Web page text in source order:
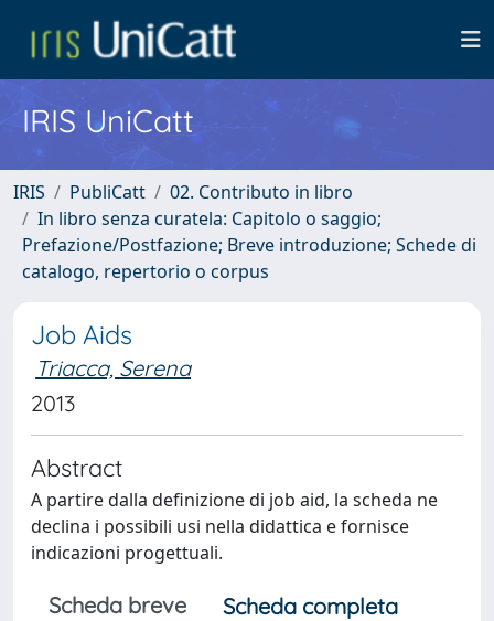
IRIS UniCatt
IRIS PubliCatt
02. Contributo in libro
In libro senza curatela: Capitolo o saggio;
Prefazione/Postfazione; Breve introduzione; Schede di
catalogo, repertorio o corpus
Job Aids
Triacca, Serena
2013
Abstract
A partire dalla definizione di job aid, la scheda ne
declina i possibili usi nella didattica e fornisce
indicazioni progettuali.
Scheda breve
Scheda completa